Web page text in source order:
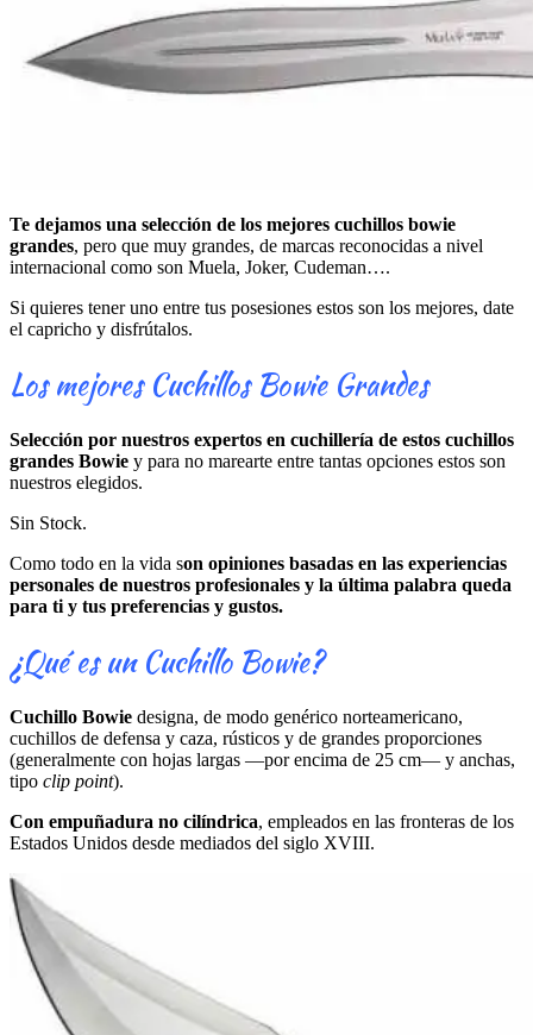
Te dejamos una selección de los mejores cuchillos bowie
grandes, pero que muy grandes, de marcas reconocidas a nivel
internacional como son Muela, Joker, Cudeman….
Si quieres tener uno entre tus posesiones estos son los mejores, date
el capricho y disfrútalos.
Los mejores Cuchillos Bowie Grandes
Selección por nuestros expertos en cuchillería de estos cuchillos
grandes Bowie y para no marearte entre tantas opciones estos son
nuestros elegidos.
Sin Stock.
Como todo en la vida son opiniones basadas en las experiencias
personales de nuestros profesionales y la última palabra queda
para ti y tus preferencias y gustos.
¿Qué es un Cuchillo Bowie?
Cuchillo Bowie designa, de modo genérico norteamericano,
cuchillos de defensa y caza, rústicos y de grandes proporciones
(generalmente con hojas largas —por encima de 25 cm— y anchas,
tipo clip point).
Con empuñadura no cilíndrica, empleados en las fronteras de los
Estados Unidos desde mediados del siglo XVIII.